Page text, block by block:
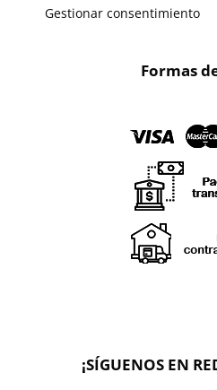
Gestionar consentimiento
Formas
¡SÍGUENOS EN